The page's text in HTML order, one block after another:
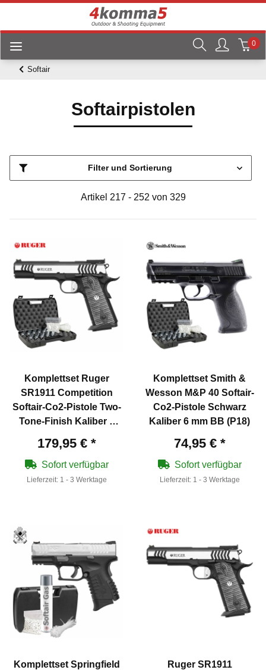
0
Softair
Softairpistolen
Filter und Sortierung
Artikel 217 - 252 von 329
Komplettset Ruger
SR1911 Competition
Softair-Co2-Pistole Two-
Tone-Finish Kaliber 6
179,95 € *
Sofort verfügbar
Lieferzeit: 1 - 3 Werktage
Komplettset Smith &
Wesson M&P 40 Softair-
Co2-Pistole Schwarz
Kaliber 6 mm BB (P18)
74,95 € *
Sofort verfügbar
Lieferzeit: 1 - 3 Werktage
Komplettset Springfield
Ruger SR1911